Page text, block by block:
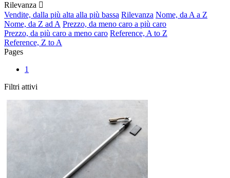
Rilevanza 
Vendite, dalla più alta alla più bassa Rilevanza Nome, da A a Z
Nome, da Z ad A Prezzo, da meno caro a più caro
Prezzo, da più caro a meno caro Reference, A to Z
Reference, Z to A
Pages
1
Filtri attivi